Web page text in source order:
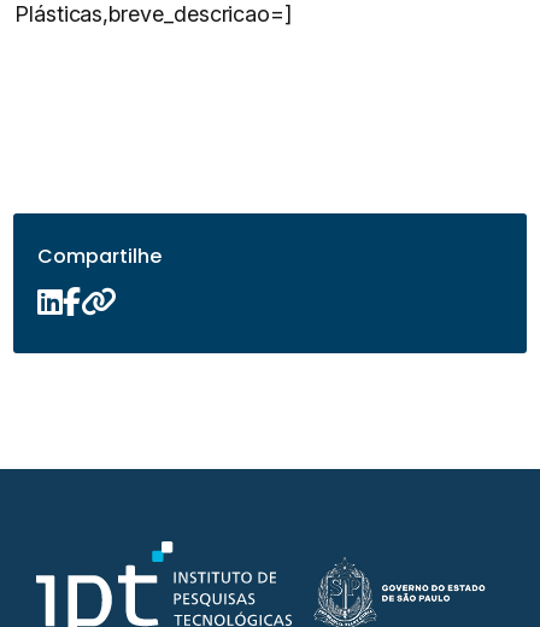
Plásticas,breve_descricao=]
Compartilhe